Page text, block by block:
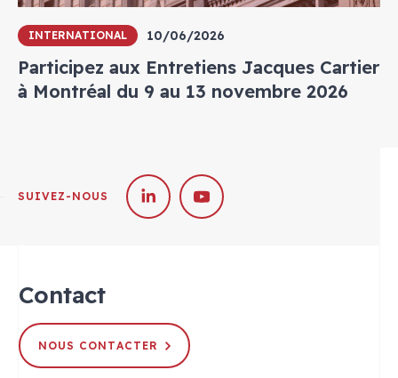
INTERNATIONAL 10/06/2026
Participez aux Entretiens Jacques Cartier
à Montréal du 9 au 13 novembre 2026
SUIVEZ-NOUS
Contact
NOUS CONTACTER